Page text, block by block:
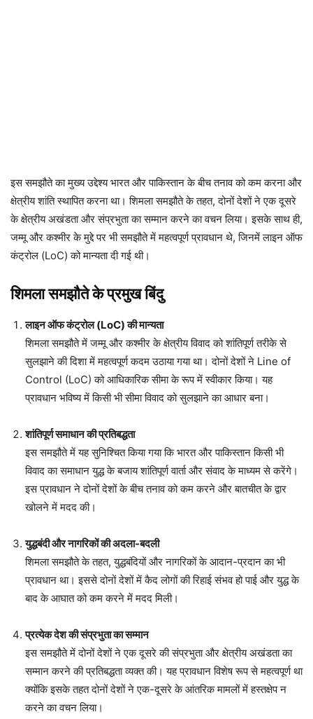
इस समझौते का मुख्य उद्देश्य भारत और पाकिस्तान के बीच तनाव को कम करना और
क्षेत्रीय शांति स्थापित करना था। शिमला समझौते के तहत, दोनों देशों ने एक दूसरे
के क्षेत्रीय अखंडता और संप्रभुता का सम्मान करने का वचन लिया। इसके साथ ही,
जम्मू और कश्मीर के मुद्दे पर भी समझौते में महत्वपूर्ण प्रावधान थे, जिनमें लाइन ऑफ
कंट्रोल (LoC) को मान्यता दी गई थी।
शिमला समझौते के प्रमुख बिंदु
लाइन ऑफ कंट्रोल (LoC) की मान्यता
शिमला समझौते में जम्मू और कश्मीर के क्षेत्रीय विवाद को शांतिपूर्ण तरीके से
सुलझाने की दिशा में महत्वपूर्ण कदम उठाया गया था। दोनों देशों ने Line of
Control (LoC) को आधिकारिक सीमा के रूप में स्वीकार किया। यह
प्रावधान भविष्य में किसी भी सीमा विवाद को सुलझाने का आधार बना।
शांतिपूर्ण समाधान की प्रतिबद्धता
इस समझौते में यह सुनिश्चित किया गया कि भारत और पाकिस्तान किसी भी
विवाद का समाधान युद्ध के बजाय शांतिपूर्ण वार्ता और संवाद के माध्यम से करेंगे।
इस प्रावधान ने दोनों देशों के बीच तनाव को कम करने और बातचीत के द्वार
खोलने में मदद की।
युद्धबंदी और नागरिकों की अदला-बदली
शिमला समझौते के तहत, युद्धबंदियों और नागरिकों के आदान-प्रदान का भी
प्रावधान था। इससे दोनों देशों में कैद लोगों की रिहाई संभव हो पाई और युद्ध के
बाद के आघात को कम करने में मदद मिली।
प्रत्येक देश की संप्रभुता का सम्मान
इस समझौते में दोनों देशों ने एक दूसरे की संप्रभुता और क्षेत्रीय अखंडता का
सम्मान करने की प्रतिबद्धता व्यक्त की। यह प्रावधान विशेष रूप से महत्वपूर्ण था
क्योंकि इसके तहत दोनों देशों ने एक-दूसरे के आंतरिक मामलों में हस्तक्षेप न
करने का वचन लिया।